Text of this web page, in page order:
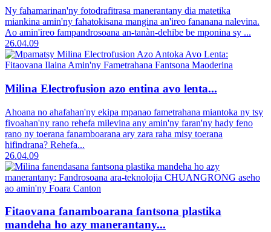
Ny fahamarinan'ny fotodrafitrasa manerantany dia matetika
miankina amin'ny fahatokisana mangina an'ireo fananana nalevina.
Ao amin'ireo fampandrosoana an-tanàn-dehibe be mponina sy ...
26.04.09
Milina Electrofusion azo entina avo lenta...
Ahoana no ahafahan'ny ekipa mpanao fametrahana miantoka ny tsy
fivoahan'ny rano rehefa milevina any amin'ny faran'ny hady feno
rano ny toerana fanamboarana ary zara raha misy toerana
hifindrana? Rehefa...
26.04.09
Fitaovana fanamboarana fantsona plastika
mandeha ho azy manerantany...